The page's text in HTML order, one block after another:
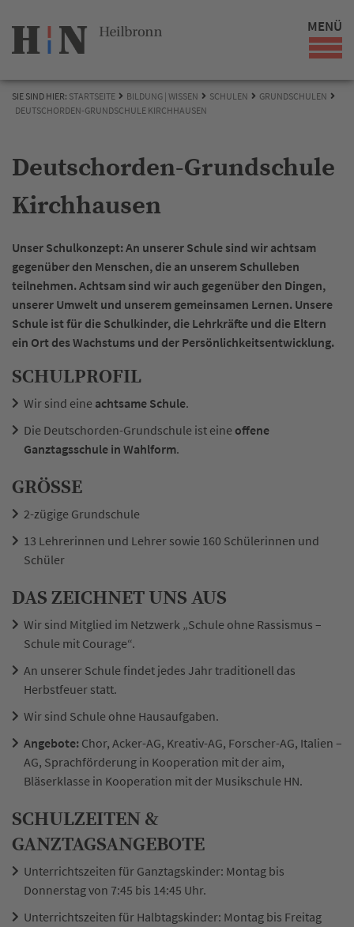
MENÜ
SIE SIND HIER: STARTSEITE BILDUNG | WISSEN SCHULEN
GRUNDSCHULEN
DEUTSCHORDEN-GRUNDSCHULE KIRCHHAUSEN
Deutschorden-Grundschule
Kirchhausen
Unser Schulkonzept: An unserer Schule sind wir achtsam
gegenüber den Menschen, die an unserem Schulleben
teilnehmen. Achtsam sind wir auch gegenüber den Dingen,
unserer Umwelt und unserem gemeinsamen Lernen. Unsere
Schule ist für die Schulkinder, die Lehrkräfte und die Eltern
ein Ort des Wachstums und der Persönlichkeitsentwicklung.
SCHULPROFIL
Wir sind eine achtsame Schule.
Die Deutschorden-Grundschule ist eine offene
Ganztagsschule in Wahlform.
GRÖSSE
2-zügige Grundschule
13 Lehrerinnen und Lehrer sowie 160 Schülerinnen und
Schüler
DAS ZEICHNET UNS AUS
Wir sind Mitglied im Netzwerk „Schule ohne Rassismus –
Schule mit Courage“.
An unserer Schule findet jedes Jahr traditionell das
Herbstfeuer statt.
Wir sind Schule ohne Hausaufgaben.
Angebote: Chor, Acker-AG, Kreativ-AG, Forscher-AG, Italien –
AG, Sprachförderung in Kooperation mit der aim,
Bläserklasse in Kooperation mit der Musikschule HN.
SCHULZEITEN &
GANZTAGSANGEBOTE
Unterrichtszeiten für Ganztagskinder: Montag bis
Donnerstag von 7:45 bis 14:45 Uhr.
Unterrichtszeiten für Halbtagskinder: Montag bis Freitag